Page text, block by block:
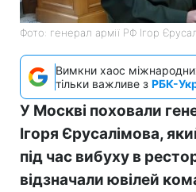
Фото: генерал армії РФ Ігор
Вимкни хаос
тільки важливе з РБК-
У Москві поховали
Ігоря Єрусалімова,
під час вибуху в
відзначали ювілей